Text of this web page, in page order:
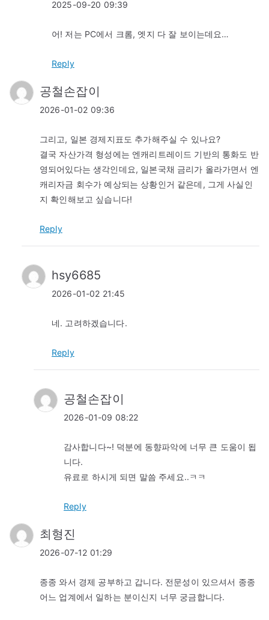
2025-09-20 09:39
어! 저는 PC에서 크롬, 엣지 다 잘 보이는데요…
Reply
공철손잡이
2026-01-02 09:36
그리고, 일본 경제지표도 추가해주실 수 있나요?
결국 자산가격 형성에는 엔캐리트레이드 기반의 통화도 반
영되어있다는 생각인데요, 일본국채 금리가 올라가면서 엔
캐리자금 회수가 예상되는 상황인거 같은데, 그게 사실인
지 확인해보고 싶습니다!
Reply
hsy6685
2026-01-02 21:45
네. 고려하겠습니다.
Reply
공철손잡이
2026-01-09 08:22
감사합니다~! 덕분에 동향파악에 너무 큰 도움이 됩
니다.
유료로 하시게 되면 말씀 주세요..ㅋㅋ
Reply
최형진
2026-07-12 01:29
종종 와서 경제 공부하고 갑니다. 전문성이 있으셔서 종종
어느 업계에서 일하는 분이신지 너무 궁금합니다.